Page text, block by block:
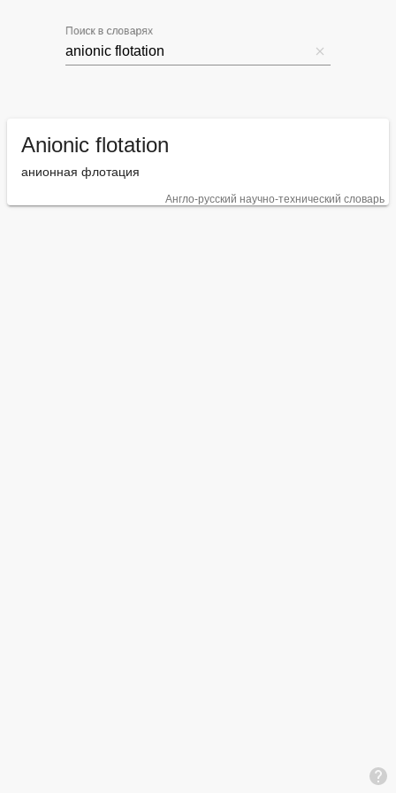
Поиск в словарях
Anionic flotation
анионная флотация
Англо-русский научно-технический словарь